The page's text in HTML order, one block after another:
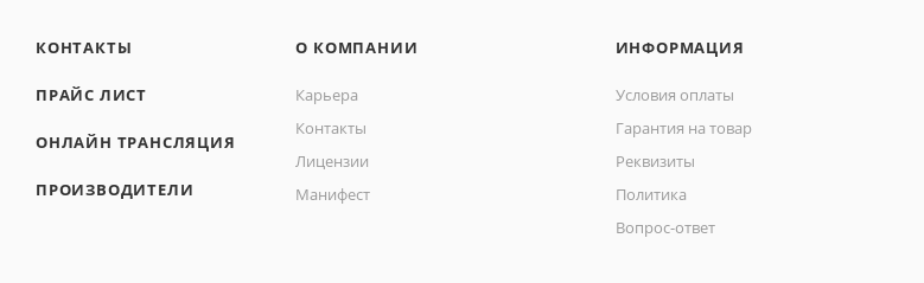
КОНТАКТЫ
ПРАЙС ЛИСТ
ОНЛАЙН ТРАНСЛЯЦИЯ
ПРОИЗВОДИТЕЛИ
О КОМПАНИИ
Карьера
Контакты
Лицензии
Манифест
ИНФОРМАЦИЯ
Условия оплаты
Гарантия на товар
Реквизиты
Политика
Вопрос-ответ